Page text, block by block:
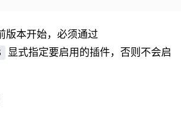
版本开始，必须通过
显式指定要启用的插件，否则不会启